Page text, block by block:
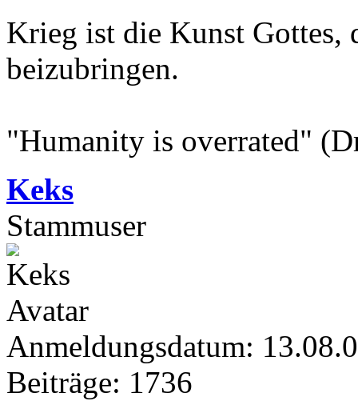
Krieg ist die Kunst Gottes,
beizubringen.
"Humanity is overrated"
Keks
Stammuser
Anmeldungsdatum:
Beiträge: 1736